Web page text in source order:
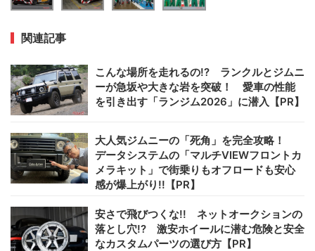
関連記事
こんな場所を走れるの!? ランクルとジムニ
ーが急坂や大きな岩を突破！ 愛車の性能
を引き出す「ランジム2026」に潜入【PR】
大人気ジムニーの「死角」を完全攻略！
データシステムの「マルチVIEWフロントカ
メラキット」で街乗りもオフロードも安心
感が爆上がり!!【PR】
安さで飛びつくな!! ネットオークションの
落とし穴!? 激安ホイールに潜む危険と安全
なカスタムパーツの選び方【PR】